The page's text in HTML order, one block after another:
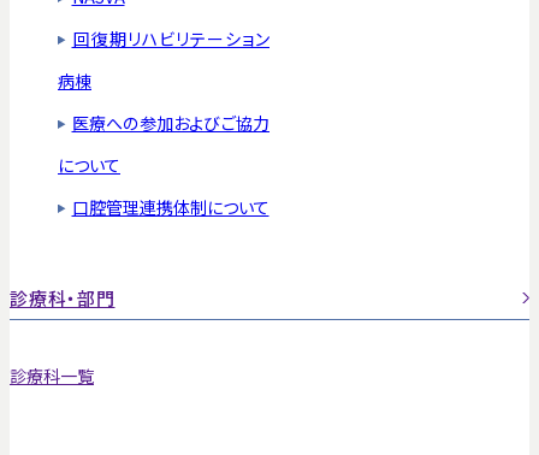
回復期リハビリテーション
病棟
医療への参加およびご協力
について
口腔管理連携体制について
診療科・部門
診療科一覧